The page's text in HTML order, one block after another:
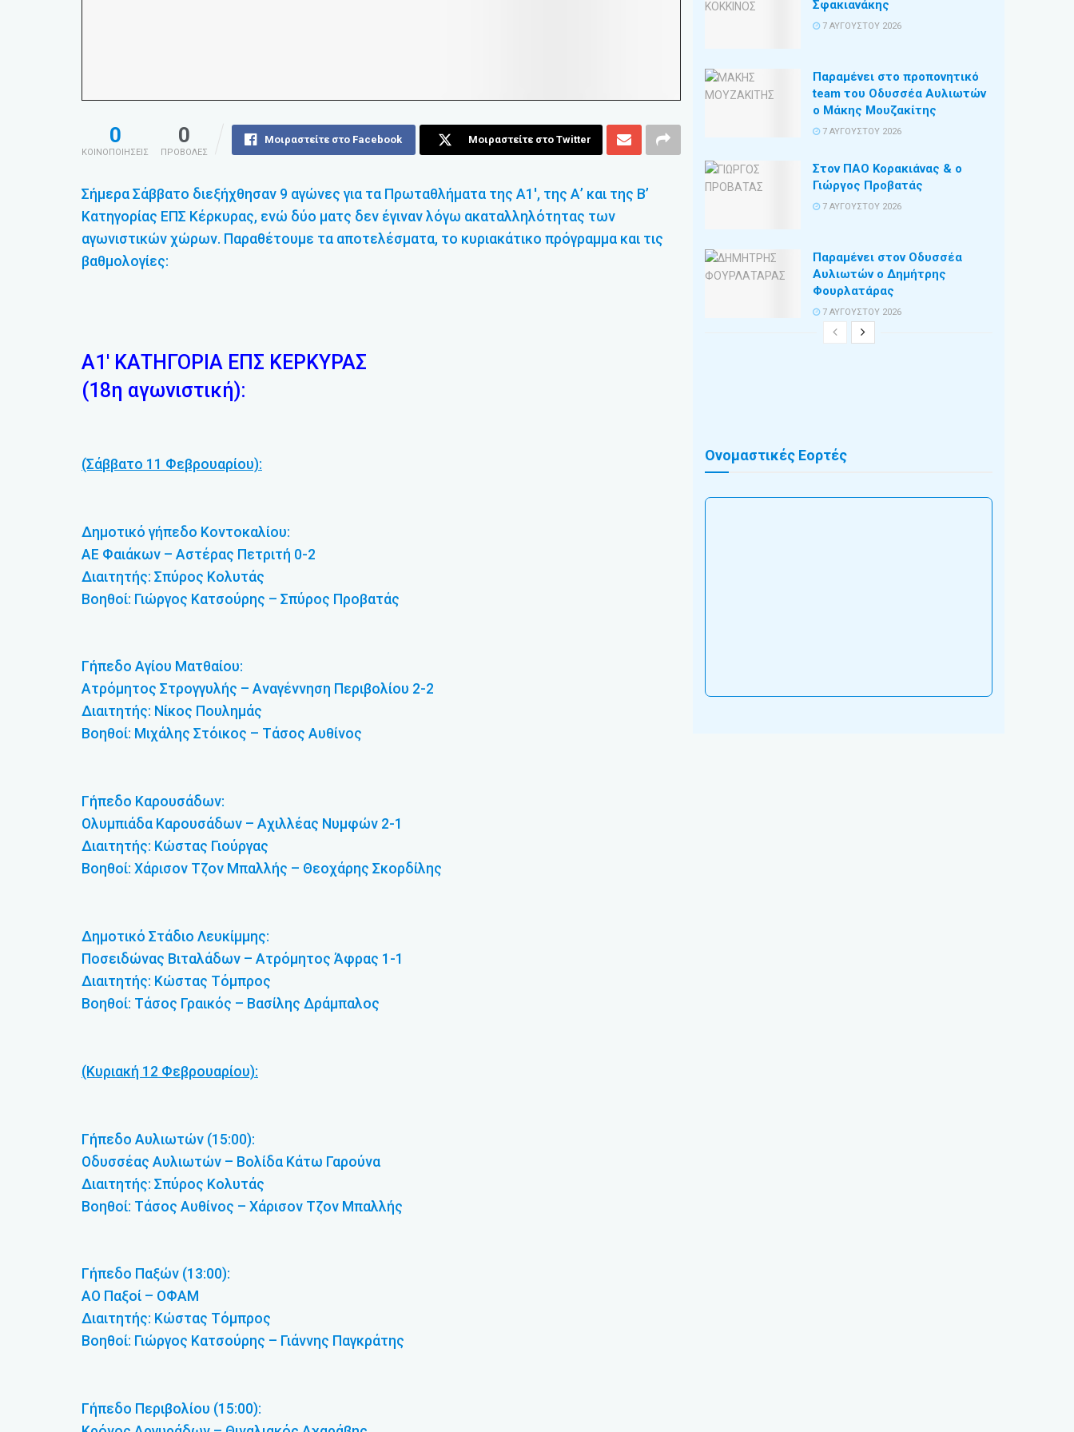
0
ΚΟΙΝΟΠΟΙΗΣΕΙΣ
0
ΠΡΟΒΟΛΕΣ
Μοιραστείτε στο Facebook Μοιραστείτε στο Twitter
Σήμερα Σάββατο διεξήχθησαν 9 αγώνες για τα Πρωταθλήματα της Α1′, της Α’ και της Β’
Κατηγορίας ΕΠΣ Κέρκυρας, ενώ δύο ματς δεν έγιναν λόγω ακαταλληλότητας των
αγωνιστικών χώρων. Παραθέτουμε τα αποτελέσματα, το κυριακάτικο πρόγραμμα και τις
βαθμολογίες:
Α1′ ΚΑΤΗΓΟΡΙΑ ΕΠΣ ΚΕΡΚΥΡΑΣ
(18η αγωνιστική):
(Σάββατο 11 Φεβρουαρίου):
Δημοτικό γήπεδο Κοντοκαλίου:
ΑΕ Φαιάκων – Αστέρας Πετριτή 0-2
Διαιτητής: Σπύρος Κολυτάς
Βοηθοί: Γιώργος Κατσούρης – Σπύρος Προβατάς
Γήπεδο Αγίου Ματθαίου:
Ατρόμητος Στρογγυλής – Αναγέννηση Περιβολίου 2-2
Διαιτητής: Νίκος Πουλημάς
Βοηθοί: Μιχάλης Στόικος – Τάσος Αυθίνος
Γήπεδο Καρουσάδων:
Ολυμπιάδα Καρουσάδων – Αχιλλέας Νυμφών 2-1
Διαιτητής: Κώστας Γιούργας
Βοηθοί: Χάρισον Τζον Μπαλλής – Θεοχάρης Σκορδίλης
Δημοτικό Στάδιο Λευκίμμης:
Ποσειδώνας Βιταλάδων – Ατρόμητος Άφρας 1-1
Διαιτητής: Κώστας Τόμπρος
Βοηθοί: Τάσος Γραικός – Βασίλης Δράμπαλος
(Κυριακή 12 Φεβρουαρίου):
Γήπεδο Αυλιωτών (15:00):
Οδυσσέας Αυλιωτών – Βολίδα Κάτω Γαρούνα
Διαιτητής: Σπύρος Κολυτάς
Βοηθοί: Τάσος Αυθίνος – Χάρισον Τζον Μπαλλής
Γήπεδο Παξών (13:00):
ΑΟ Παξοί – ΟΦΑΜ
Διαιτητής: Κώστας Τόμπρος
Βοηθοί: Γιώργος Κατσούρης – Γιάννης Παγκράτης
Γήπεδο Περιβολίου (15:00):
Σφακιανάκης
7 ΑΥΓΟΎΣΤΟΥ 2026
Παραμένει στο προπονητικό
team του Οδυσσέα Αυλιωτών
ο Μάκης Μουζακίτης
7 ΑΥΓΟΎΣΤΟΥ 2026
Στον ΠΑΟ Κορακιάνας & ο
Γιώργος Προβατάς
7 ΑΥΓΟΎΣΤΟΥ 2026
Παραμένει στον Οδυσσέα
Αυλιωτών ο Δημήτρης
Φουρλατάρας
7 ΑΥΓΟΎΣΤΟΥ 2026
Ονομαστικές Εορτές